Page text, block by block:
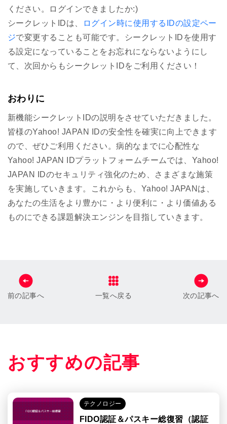
ください。ログインできましたか:)
シークレットIDは、
ログイン時に使用するIDの設定ペー
ジで変更することも可能です。シークレットIDを使用す
る設定になっていることをお忘れにならないようにし
て、次回からもシークレットIDをご利用ください！
おわりに
新機能シークレットIDの説明をさせていただきました。
皆様のYahoo! JAPAN IDの安全性を確実に向上できます
ので、ぜひご利用ください。病的なまでに心配性な
Yahoo! JAPAN IDプラットフォームチームでは、Yahoo!
JAPAN IDのセキュリティ強化のため、さまざまな施策
を実施していきます。これからも、Yahoo! JAPANは、
あなたの生活をより豊かに・より便利に・より価値ある
ものにできる課題解決エンジンを目指していきます。
前の記事へ 一覧へ戻る 次の記事へ
おすすめの記事
テクノロジー
FIDO認証＆パスキー総復習（認証